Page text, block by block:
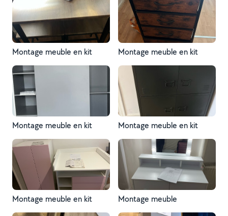
Montage meuble en kit Montage meuble en kit
Montage meuble en kit Montage meuble en kit
Montage meuble en kit Montage meuble